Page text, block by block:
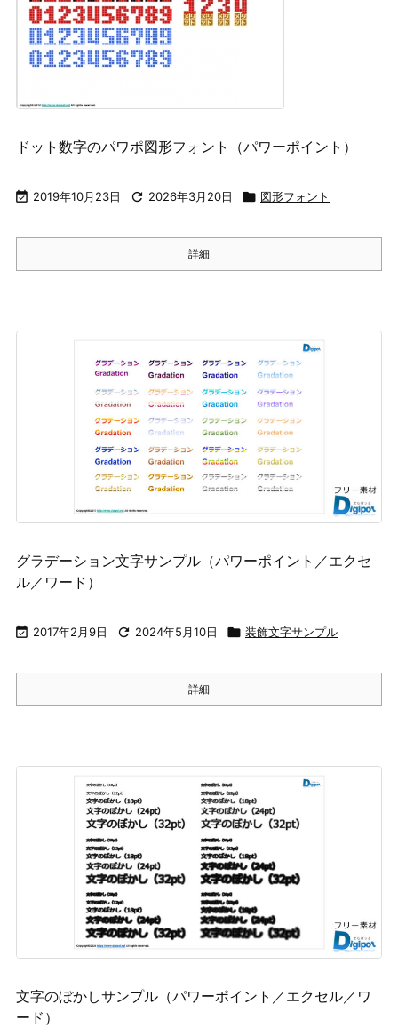
ドット数字のパワポ図形フォント（パワーポイント）
 2019年10月23日  2026年3月20日  図形フォント
詳細
グラデーション文字サンプル（パワーポイント／エクセ
ル／ワード）
 2017年2月9日  2024年5月10日  装飾文字サンプル
詳細
文字のぼかしサンプル（パワーポイント／エクセル／ワ
ード）